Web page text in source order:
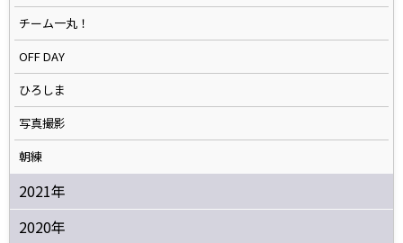
チーム一丸！
OFF DAY
ひろしま
写真撮影
朝練
2021年
2020年